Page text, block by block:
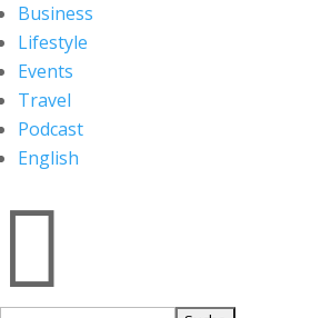
Business
Lifestyle
Events
Travel
Podcast
English
